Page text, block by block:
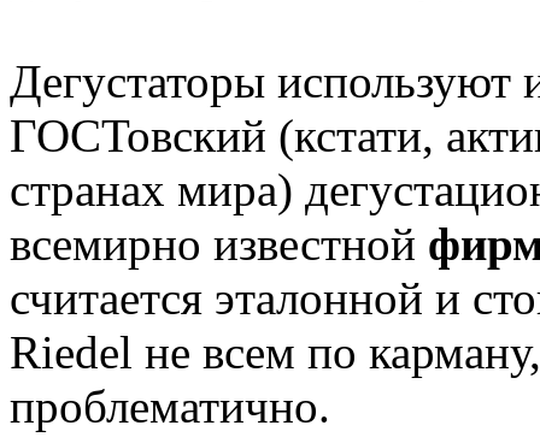
Дегустаторы
ГОСТовский (кстати,
странах мира)
всемирно известной
считается эталонной и
Riedel не всем по
проблематично.